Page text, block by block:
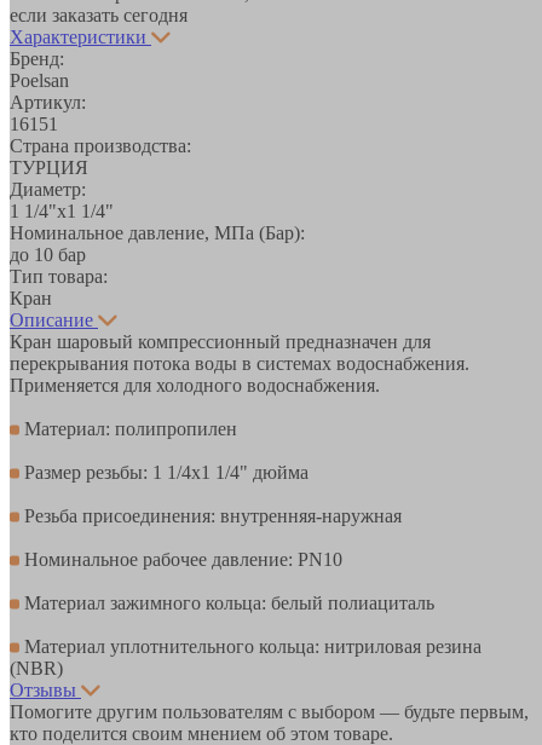
если заказать сегодня
Характеристики
Бренд:
Poelsan
Артикул:
16151
Страна производства:
ТУРЦИЯ
Диаметр:
1 1/4"х1 1/4"
Номинальное давление, МПа (Бар):
до 10 бар
Тип товара:
Кран
Описание
Кран шаровый компрессионный предназначен для
перекрывания потока воды в системах водоснабжения.
Применяется для холодного водоснабжения.
Материал: полипропилен
Размер резьбы: 1 1/4х1 1/4" дюйма
Резьба присоединения: внутренняя-наружная
Номинальное рабочее давление: PN10
Материал зажимного кольца: белый полиациталь
Материал уплотнительного кольца: нитриловая резина
(NBR)
Отзывы
Помогите другим пользователям с выбором — будьте первым,
кто поделится своим мнением об этом товаре.